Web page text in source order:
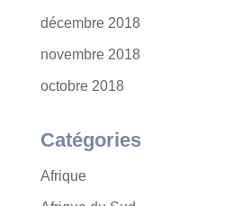
décembre 2018
novembre 2018
octobre 2018
Catégories
Afrique